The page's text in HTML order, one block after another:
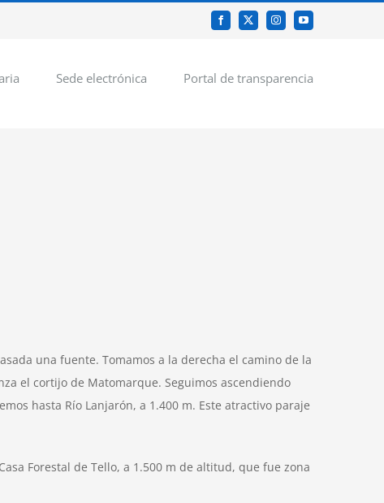
Facebook
X InstagramYouTube
Sede electrónica Portal de transparencia
una fuente. Tomamos a la derecha el camino de la
el cortijo de Matomarque. Seguimos ascendiendo
hasta Río Lanjarón, a 1.400 m. Este atractivo paraje
Forestal de Tello, a 1.500 m de altitud, que fue zona